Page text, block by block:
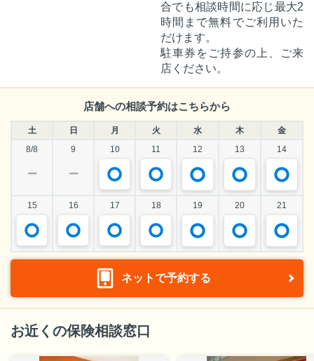
合でも相談時間に応じ最大2
時間まで無料でご利用いた
だけます。
駐車券をご持参の上、ご来
店ください。
店舗への相談予約はこちらから
土 日 月 火 水 木
金
8/8
9 10 11 12 13 14
ー ー
15 16 17 18 19 20 21
ネットで予約する
お近くの保険相談窓口